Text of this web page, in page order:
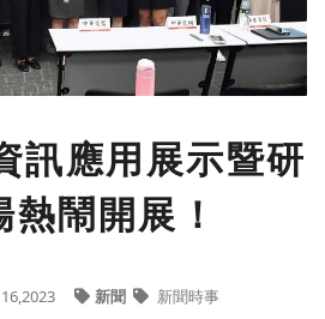
訊應用展示暨研
鬧開展！
新聞 新聞時事